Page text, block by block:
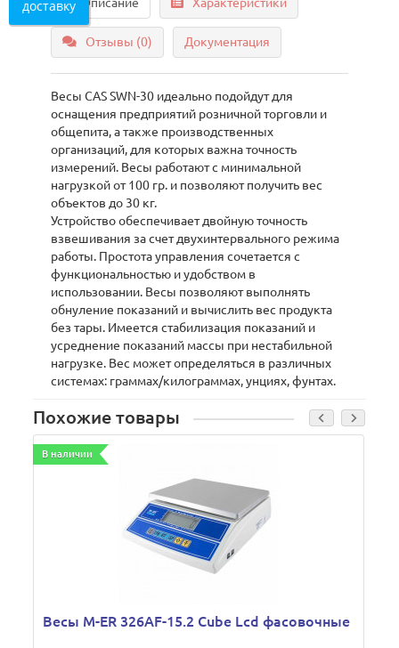
Отзывы (0) Документация
Весы CAS SWN-30 идеально подойдут для
оснащения предприятий розничной торговли и
общепита, а также производственных
организаций, для которых важна точность
измерений. Весы работают с минимальной
нагрузкой от 100 гр. и позволяют получить вес
объектов до 30 кг.
Устройство обеспечивает двойную точность
взвешивания за счет двухинтервального режима
работы. Простота управления сочетается с
функциональностью и удобством в
использовании. Весы позволяют выполнять
обнуление показаний и вычислить вес продукта
без тары. Имеется стабилизация показаний и
усреднение показаний массы при нестабильной
нагрузке. Вес может определяться в различных
системах: граммах/килограммах, унциях, фунтах.
Похожие товары
В наличии
Весы M-ER 326AF-15.2 Cube Lcd фасовочные
доставку